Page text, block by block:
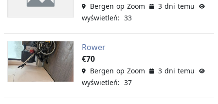
Bergen op Zoom
3 dni temu
wyświetleń: 33
Rower
€70
Bergen op Zoom
3 dni temu
wyświetleń: 37